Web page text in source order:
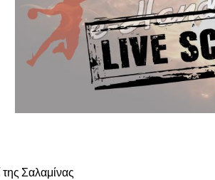
Σαλαμίνας